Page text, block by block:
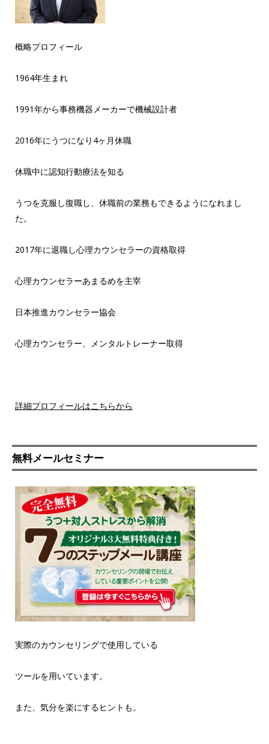
概略プロフィール
1964年生まれ
1991年から事務機器メーカーで機械設計者
2016年にうつになり4ヶ月休職
休職中に認知行動療法を知る
うつを克服し復職し、休職前の業務もできるようになれまし
た。
2017年に退職し心理カウンセラーの資格取得
心理カウンセラーあまるめを主宰
日本推進カウンセラー協会
心理カウンセラー、メンタルトレーナー取得
詳細プロフィールはこちらから
無料メールセミナー
実際のカウンセリングで使用している
ツールを用いています。
また、気分を楽にするヒントも。